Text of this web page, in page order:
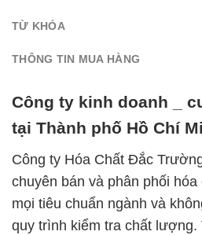
TỪ KHÓA
THÔNG TIN MUA HÀNG
Công ty kinh doanh _
tại Thành phố Hồ Chí
Công ty Hóa Chất Đắc
chuyên bán và phân phối
mọi tiêu chuẩn ngành và
quy trình kiểm tra chất lượng.